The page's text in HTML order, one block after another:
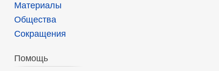
Материалы
Общества
Сокращения
Помощь